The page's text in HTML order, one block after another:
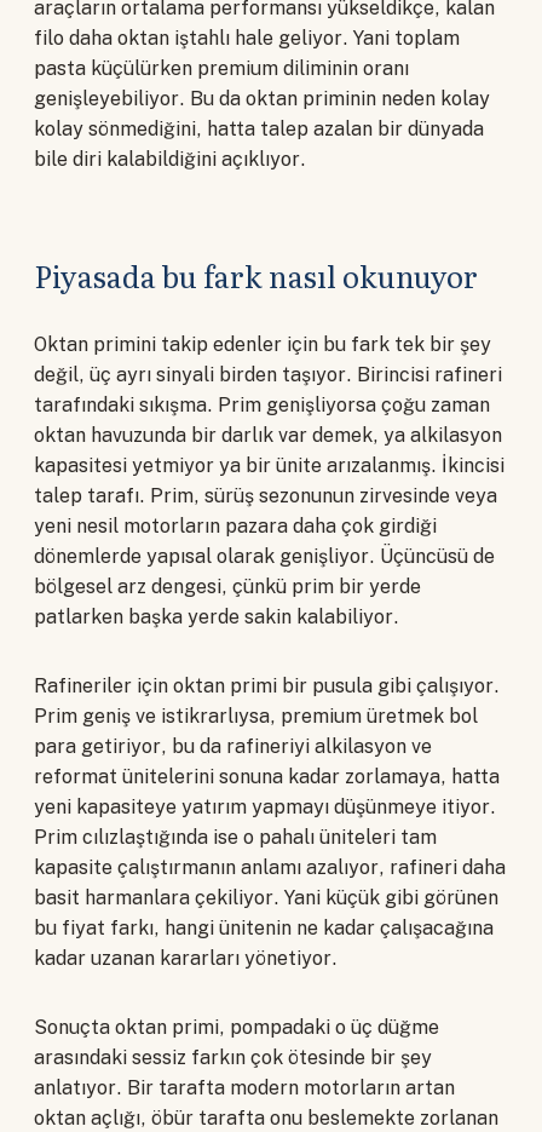
araçların ortalama performansı yükseldikçe, kalan
filo daha oktan iştahlı hale geliyor. Yani toplam
pasta küçülürken premium diliminin oranı
genişleyebiliyor. Bu da oktan priminin neden kolay
kolay sönmediğini, hatta talep azalan bir dünyada
bile diri kalabildiğini açıklıyor.
Piyasada bu fark nasıl okunuyor
Oktan primini takip edenler için bu fark tek bir şey
değil, üç ayrı sinyali birden taşıyor. Birincisi rafineri
tarafındaki sıkışma. Prim genişliyorsa çoğu zaman
oktan havuzunda bir darlık var demek, ya alkilasyon
kapasitesi yetmiyor ya bir ünite arızalanmış. İkincisi
talep tarafı. Prim, sürüş sezonunun zirvesinde veya
yeni nesil motorların pazara daha çok girdiği
dönemlerde yapısal olarak genişliyor. Üçüncüsü de
bölgesel arz dengesi, çünkü prim bir yerde
patlarken başka yerde sakin kalabiliyor.
Rafineriler için oktan primi bir pusula gibi çalışıyor.
Prim geniş ve istikrarlıysa, premium üretmek bol
para getiriyor, bu da rafineriyi alkilasyon ve
reformat ünitelerini sonuna kadar zorlamaya, hatta
yeni kapasiteye yatırım yapmayı düşünmeye itiyor.
Prim cılızlaştığında ise o pahalı üniteleri tam
kapasite çalıştırmanın anlamı azalıyor, rafineri daha
basit harmanlara çekiliyor. Yani küçük gibi görünen
bu fiyat farkı, hangi ünitenin ne kadar çalışacağına
kadar uzanan kararları yönetiyor.
Sonuçta oktan primi, pompadaki o üç düğme
arasındaki sessiz farkın çok ötesinde bir şey
anlatıyor. Bir tarafta modern motorların artan
oktan açlığı, öbür tarafta onu beslemekte zorlanan